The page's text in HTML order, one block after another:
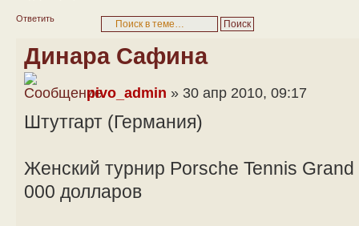
Ответить
Динара Сафина
pivo_admin » 30 апр 2010, 09:17
Штутгарт (Германия)
Женский турнир Porsche Tennis
000 долларов